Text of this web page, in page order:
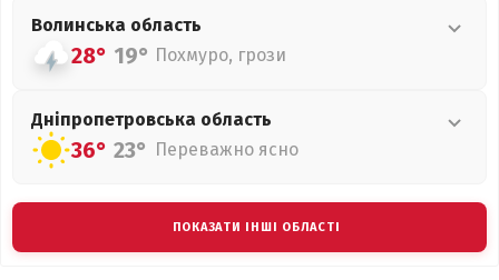
Волинська область
28° 19° Похмуро, грози
Дніпропетровська область
36° 23° Переважно ясно
ПОКАЗАТИ ІНШІ ОБЛАСТІ